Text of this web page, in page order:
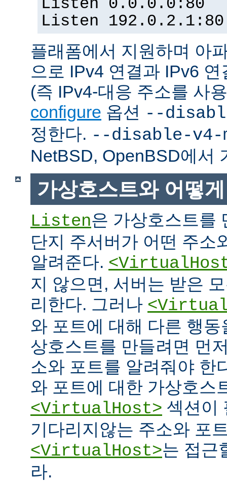
Listen 0.0.0.0:80
Listen 192.0.2.1:80
플래폼에서 지원하며 아
으로 IPv4 연결과 IPv6
(즉 IPv4-대응 주소를 사
configure 옵션 --
정한다. --disable-v4-
NetBSD, OpenBSD에서
가상호스트와 어떻
Listen은 가상호스트를
단지 주서버가 어떤 주소
알려준다.
지 않으면, 서버는 받은
리한다. 그러나
와 포트에 대해 다른 행
상호스트를 만들려면 먼
소와 포트를 알려줘야 한
와 포트에 대한 가상호스
<VirtualHost> 섹션이
기다리지않는 주소와 포
<VirtualHost>는 접근
라.